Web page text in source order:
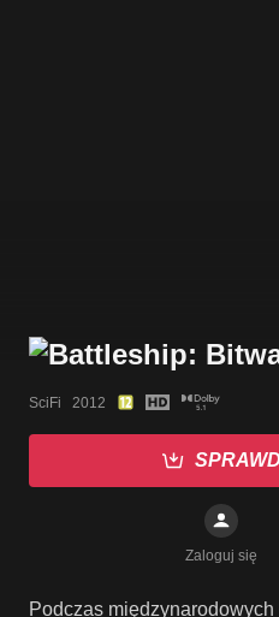
SciFi   2012
Zaloguj się
Podczas